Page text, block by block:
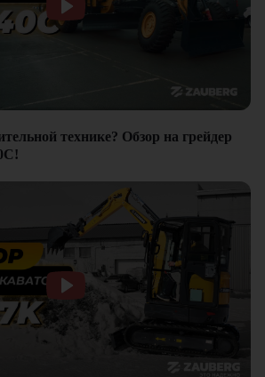
технике? Обзор на грейдер